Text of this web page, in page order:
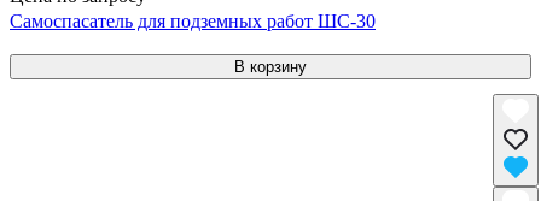
Самоспасатель для подземных работ ШС-30
В корзину